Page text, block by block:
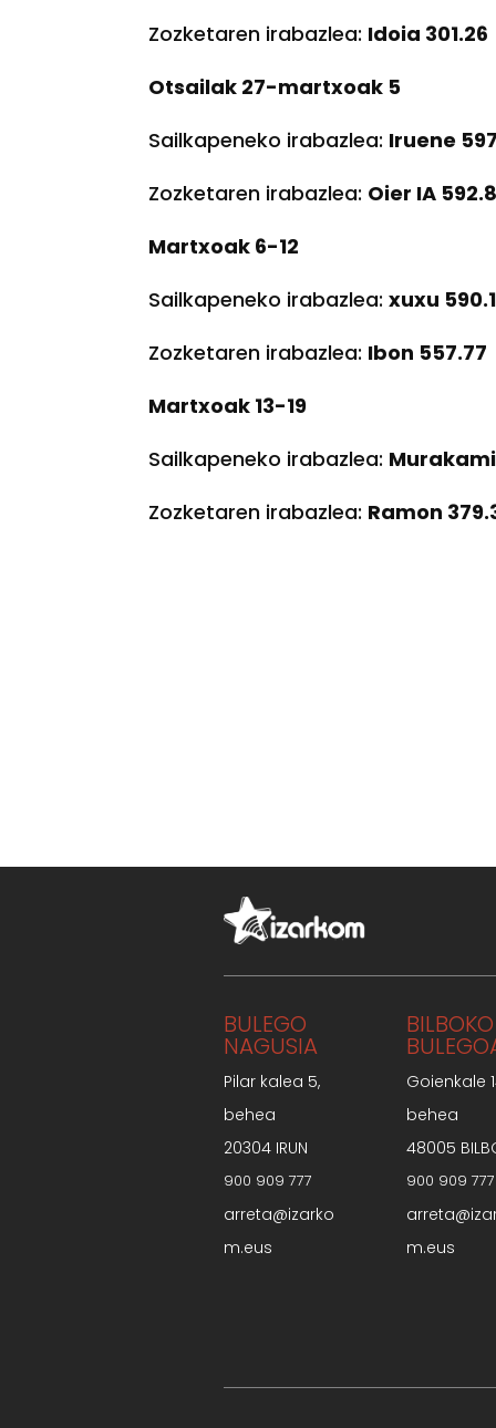
Zozketaren irabazlea: Idoia 301.26
Otsailak 27-martxoak 5
Sailkapeneko irabazlea: Iruene
Zozketaren irabazlea: Oier IA
Martxoak 6-12
Sailkapeneko irabazlea:xuxu
Zozketaren irabazlea: Ibon 557.77
Martxoak 13-19
Sailkapeneko irabazlea:
Zozketaren irabazlea: Ramon
BULEGO
NAGUSIA
Pilar kalea 5,
behea
20304 IRUN
900 909 777
arreta@izarko
m.eus
BILBOKO
Goienkale
behea
48005
900 909 777
m.eus